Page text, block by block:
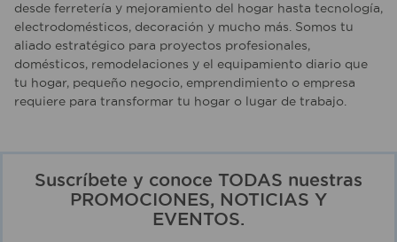
desde ferretería y mejoramiento del hogar hasta tecnología,
electrodomésticos, decoración y mucho más. Somos tu
aliado estratégico para proyectos profesionales,
domésticos, remodelaciones y el equipamiento diario que
tu hogar, pequeño negocio, emprendimiento o empresa
requiere para transformar tu hogar o lugar de trabajo.
Suscríbete y conoce TODAS nuestras
PROMOCIONES, NOTICIAS Y
EVENTOS.